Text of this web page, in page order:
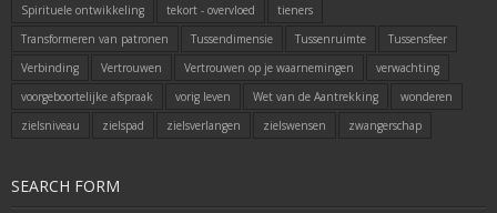
Spirituele ontwikkeling
tekort - overvloed
tieners
Transformeren van patronen
Tussendimensie Tussenruimte
Tussensfeer
Verbinding
Vertrouwen Vertrouwen op je waarnemingen
verwachting
voorgeboortelijke afspraak
vorig leven Wet van de Aantrekking
wonderen
zielsniveau
zielspad zielsverlangen zielswensen zwangerschap
SEARCH FORM